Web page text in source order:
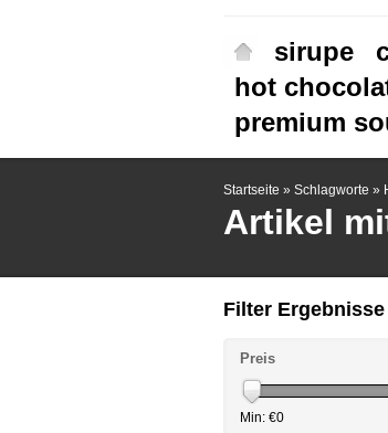
sirupe
hot
premium
Startseite » Schlagworte »
Artikel
Filter Ergebnisse
Preis
Min: €0